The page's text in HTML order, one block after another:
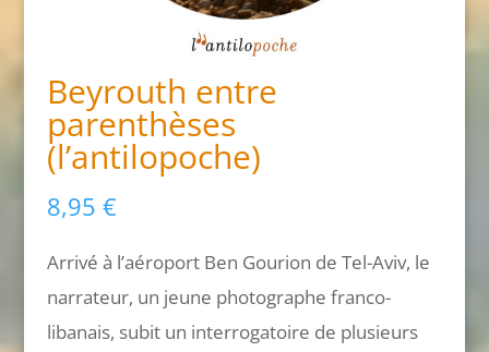
Beyrouth entre
parenthèses
(l’antilopoche)
8,95 €
Arrivé à l’aéroport Ben Gourion de Tel-Aviv, le
narrateur, un jeune photographe franco-
libanais, subit un interrogatoire de plusieurs